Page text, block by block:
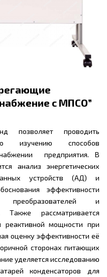
с МПСО”
позволяет проводить
изучению способов
предприятия. В
анализ энергетических
устройств (АД) и
эффективности
преобразователей и
Также рассматривается
реактивной мощности при
оценку эффективности её
сторонах питающих
уделяется исследованию
конденсаторов для